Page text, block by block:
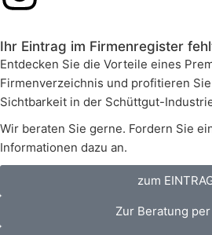
Ihr Eintrag im Firmenregister
Entdecken Sie die Vorteile eines
Firmenverzeichnis und profitieren
Sichtbarkeit in der Schüttgut-
Wir beraten Sie gerne. Fordern Sie
Informationen dazu an.
zum
Zur Beratung